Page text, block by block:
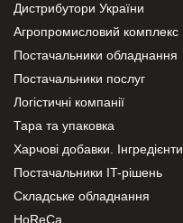
Дистрибутори України
Агропромисловий комплекс
Постачальники обладнання
Постачальники послуг
Логістичні компанії
Тара та упаковка
Харчові добавки. Інгредієнти.
Постачальники IT-рішень
Складське обладнання
HoReCa